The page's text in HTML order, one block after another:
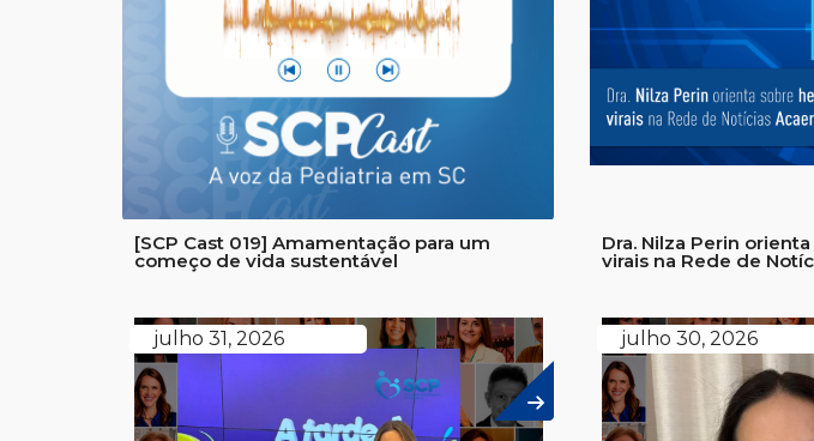
[SCP Cast 019] Amamentação para um
começo de vida sustentável
Dra. Nilza Perin
virais na Rede de
julho 31, 2026 julho 30, 2026